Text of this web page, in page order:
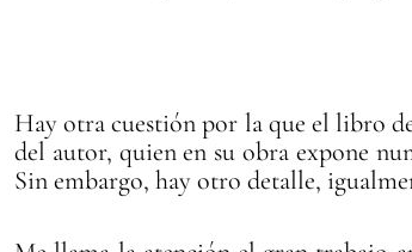
Hay otra cuestión por la que el libro
del autor, quien en su obra expone
Sin embargo, hay otro detalle,